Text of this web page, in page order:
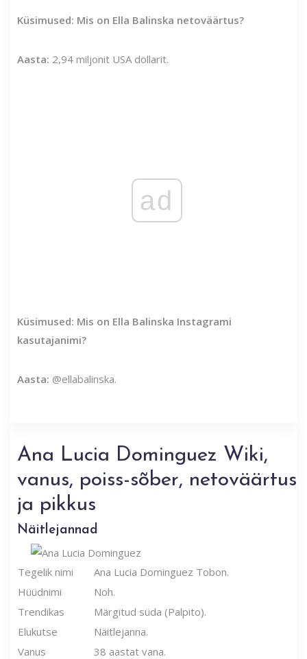
Küsimused: Mis on Ella Balinska netoväärtus?
Aasta: 2,94 miljonit USA dollarit.
ad
Küsimused: Mis on Ella Balinska Instagrami
kasutajanimi?
Aasta: @ellabalinska.
Ana Lucia Dominguez Wiki,
vanus, poiss-sõber, netoväärtus
ja pikkus
Näitlejannad
Tegelik nimi
Ana Lucia Dominguez Tobon.
Hüüdnimi
Noh.
Trendikas
Märgitud süda (Palpito).
Elukutse
Näitlejanna.
Vanus
38 aastat vana.